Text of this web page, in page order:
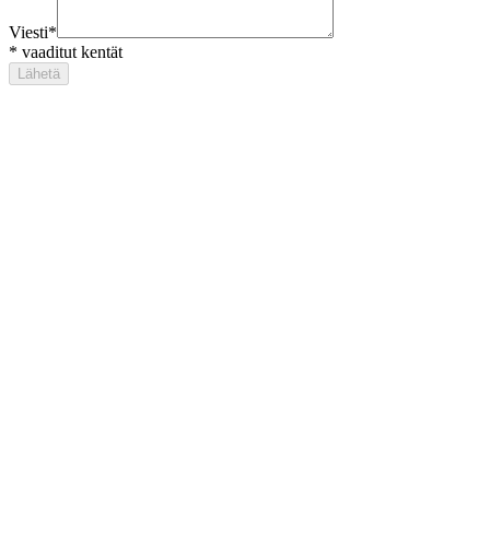
Viesti*
* vaaditut kentät